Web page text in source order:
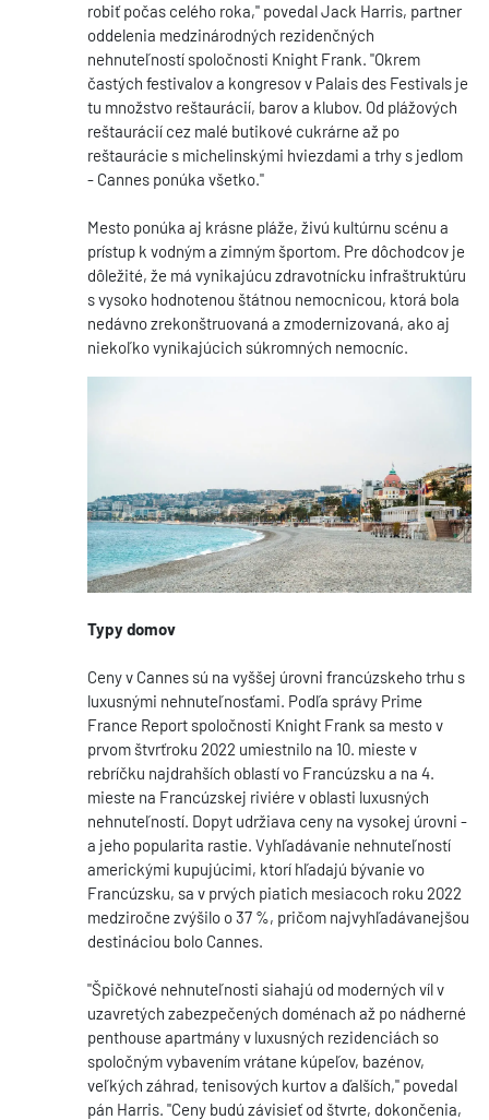
robiť počas celého roka," povedal Jack Harris, partner
oddelenia medzinárodných rezidenčných
nehnuteľností spoločnosti Knight Frank. "Okrem
častých festivalov a kongresov v Palais des Festivals je
tu množstvo reštaurácií, barov a klubov. Od plážových
reštaurácií cez malé butikové cukrárne až po
reštaurácie s michelinskými hviezdami a trhy s jedlom
- Cannes ponúka všetko."
Mesto ponúka aj krásne pláže, živú kultúrnu scénu a
prístup k vodným a zimným športom. Pre dôchodcov je
dôležité, že má vynikajúcu zdravotnícku infraštruktúru
s vysoko hodnotenou štátnou nemocnicou, ktorá bola
nedávno zrekonštruovaná a zmodernizovaná, ako aj
niekoľko vynikajúcich súkromných nemocníc.
Typy domov
Ceny v Cannes sú na vyššej úrovni francúzskeho trhu s
luxusnými nehnuteľnosťami. Podľa správy Prime
France Report spoločnosti Knight Frank sa mesto v
prvom štvrťroku 2022 umiestnilo na 10. mieste v
rebríčku najdrahších oblastí vo Francúzsku a na 4.
mieste na Francúzskej riviére v oblasti luxusných
nehnuteľností. Dopyt udržiava ceny na vysokej úrovni -
a jeho popularita rastie. Vyhľadávanie nehnuteľností
americkými kupujúcimi, ktorí hľadajú bývanie vo
Francúzsku, sa v prvých piatich mesiacoch roku 2022
medziročne zvýšilo o 37 %, pričom najvyhľadávanejšou
destináciou bolo Cannes.
"Špičkové nehnuteľnosti siahajú od moderných víl v
uzavretých zabezpečených doménach až po nádherné
penthouse apartmány v luxusných rezidenciách so
spoločným vybavením vrátane kúpeľov, bazénov,
veľkých záhrad, tenisových kurtov a ďalších," povedal
pán Harris. "Ceny budú závisieť od štvrte, dokončenia,